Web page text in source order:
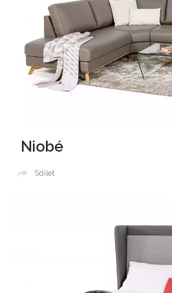
Niobé
Sdílet